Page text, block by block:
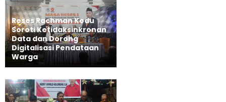
Reses Rachman Kodu
Soroti Ketidaksinkronan
Data dan Dorong
Digitalisasi Pendataan
Warga